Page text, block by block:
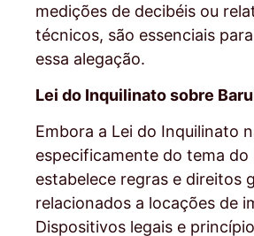
medições de decibéis ou
técnicos, são essenciais
essa alegação.
Lei do Inquilinato sobre
Embora a Lei do Inquilinato
especificamente do tema do
estabelece regras e direitos
relacionados a locações de
Dispositivos legais e